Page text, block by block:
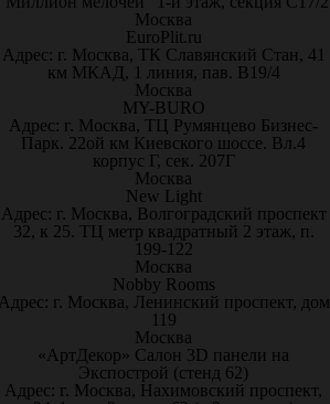
Москва
EuroPlit.ru
Адрес: г. Москва, ТК Славянский Стан, 41
км МКАД, 1 линия, пав. В19/4
Москва
MY-BURO
Адрес: г. Москва, ТЦ Румянцево Бизнес-
Парк. 22ой км Киевского шоссе. Вл.4
корпус Г, сек. 207Г
Москва
New Light
Адрес: г. Москва, Волгоградский проспект
32, к 25. ТЦ метр квадратный 2 этаж, п.
199-122
Москва
Nobby Rooms
г. Москва, Ленинский проспект, дом
119
Москва
«АртДекор» Салон 3D панели на
Экспострой (стенд 62)
Адрес: г. Москва, Нахимовский проспект,